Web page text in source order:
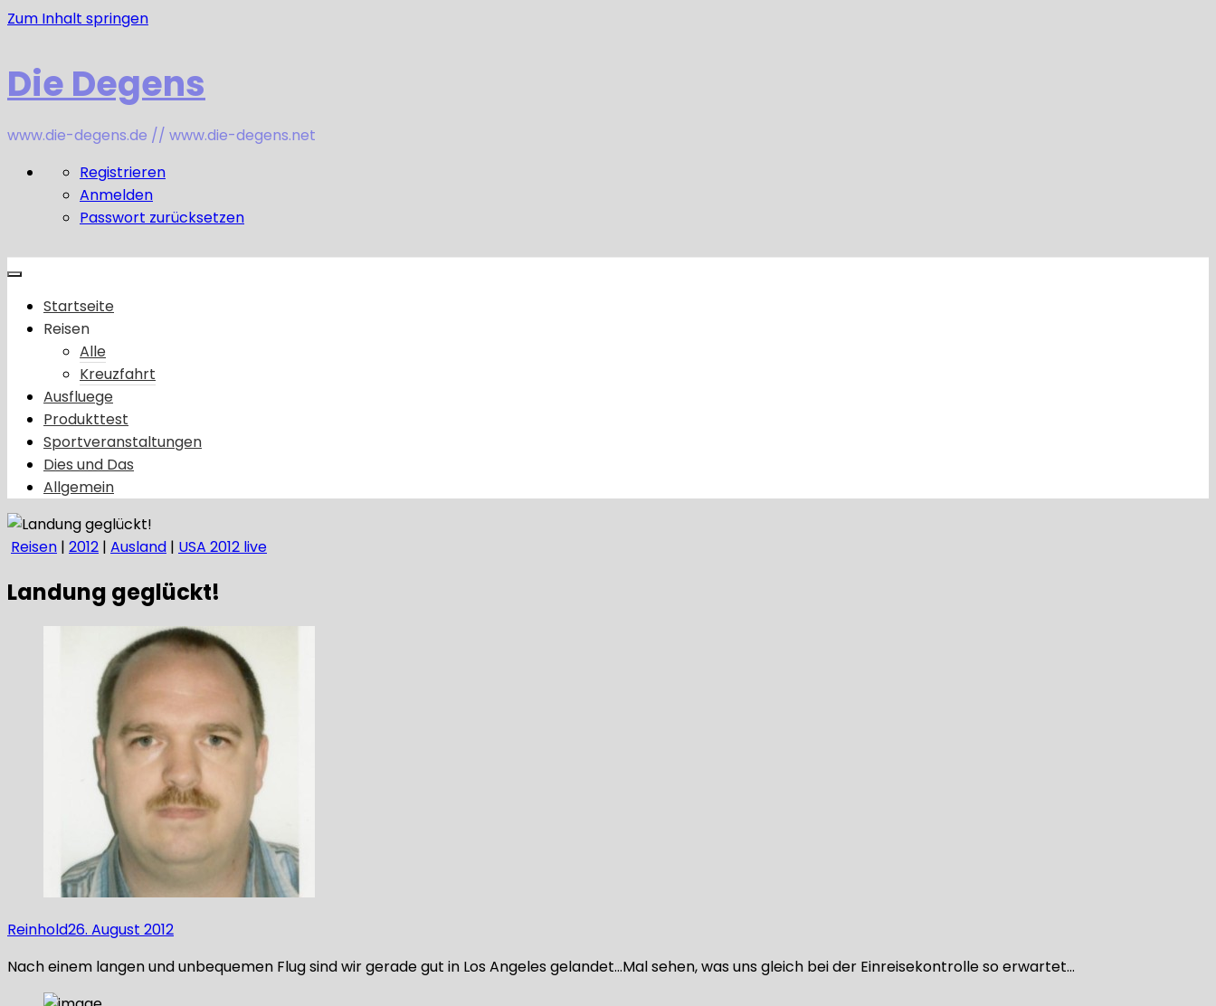
Zum Inhalt springen
Die Degens
www.die-degens.de // www.die-degens.net
Registrieren
Anmelden
Passwort zurücksetzen
Startseite
Reisen
Alle
Kreuzfahrt
Ausfluege
Produkttest
Sportveranstaltungen
Dies und Das
Allgemein
Reisen | 2012 | Ausland | USA 2012 live
Landung geglückt!
Reinhold26. August 2012
Nach einem langen und unbequemen Flug sind wir gerade gut in Los Angeles gelandet…Mal sehen, was uns gleich bei der Einreisekontrolle so erwartet…